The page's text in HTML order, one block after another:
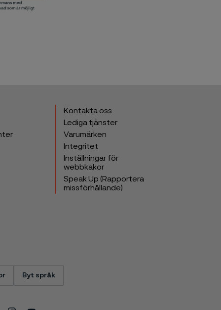
Kontakta oss
Lediga tjänster
Varumärken
Integritet
Inställningar för
webbkakor
Speak Up (Rapportera
missförhållande)
Byt språk